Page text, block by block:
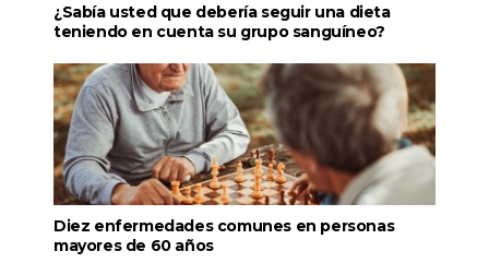
¿Sabía usted que debería seguir una dieta
teniendo en cuenta su grupo sanguíneo?
Diez enfermedades comunes en personas
mayores de 60 años